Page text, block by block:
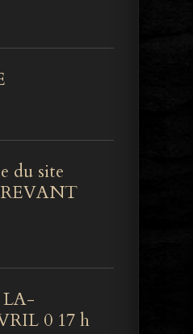
du site
LA-
0 17 h